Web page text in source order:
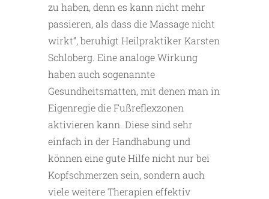
zu haben, denn es kann nicht mehr
passieren, als dass die Massage nicht
wirkt“, beruhigt Heilpraktiker Karsten
Schloberg. Eine analoge Wirkung
haben auch sogenannte
Gesundheitsmatten, mit denen man in
Eigenregie die Fußreflexzonen
aktivieren kann. Diese sind sehr
einfach in der Handhabung und
können eine gute Hilfe nicht nur bei
Kopfschmerzen sein, sondern auch
viele weitere Therapien effektiv